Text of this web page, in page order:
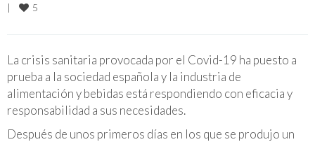
|
5
La crisis sanitaria provocada por el Covid-19 ha puesto a
prueba a la sociedad española y la industria de
alimentación y bebidas está respondiendo con eficacia y
responsabilidad a sus necesidades.
Después de unos primeros días en los que se produjo un